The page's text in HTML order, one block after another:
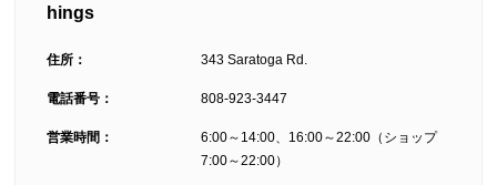
hings
住所： 343 Saratoga Rd.
電話番号： 808-923-3447
営業時間：
6:00～14:00、16:00～22:00（ショップ
7:00～22:00）